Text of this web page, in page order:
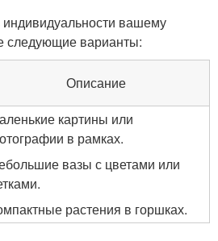
вашему
следующие варианты:
Описание
картины или
в рамках.
вазы с цветами или
растения в горшках.